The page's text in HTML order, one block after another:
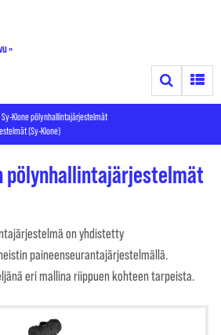
»
Search
Sy-Klone pölynhallintajärjestelmät
(Sy-Klone)
pölynhallintajärjestelmät
on yhdistetty
paineenseurantajärjestelmällä.
eri mallina riippuen kohteen tarpeista.